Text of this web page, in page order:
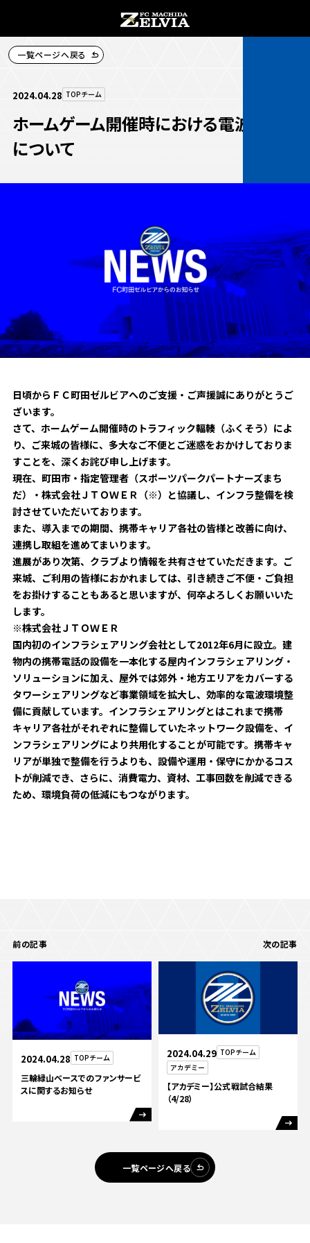
イベント
ファンクラブ
グッズ
ホームタウン活動
アカデミー
スクール
その他
試合情報トップ
試合日程・結果
順位表・ゴールランキング
観戦するトップ
チケットを買う
チケット購入手順
チケット販売スケジュール
️スタジアムを知る
スタジアムアクセス
スタジアムマップ
観戦方法を知る
スタジアム観戦ガイド
観戦マナー＆ルール
ビジターサポーターの皆様へ
車イスでの観戦
試合運営管理規程
クラブを知る
クラブを知るトップ
ＦＣ町田ゼルビアについて
選手・スタッフ紹介
ファンになるトップ
ファンクラブ
クラブゼルビスタへの入会
シーズンシート
ＦＣ町田ゼルビアをサポート
トレーニングの見学・ファンサービス
ボランティア
ＦＣ町田ゼルビアカレンダー
三輪緑山ベースを利用
三輪緑山ベースご利用案内
グッズを買う
グッズを買うトップ
オンラインストア
ユニフォーム
ホームタウン
ホームタウントップ
ゼルビアアシスト募集
ゼルビアアシスト協賛企業一覧
ゼルナビ
ゼル塾
ＦＣ町田ゼルビアスポーツクラブ
ＦＣ町田ゼルビアアカデミー
ゼルビアフットサルパーク
パートナー
パートナートップ
パートナー企業一覧
お問い合わせ利用規約肖像権・ロゴについてプライバシ
FOLLOW
一覧ページへ戻る
2024.04.28 TOPチーム
ホームゲーム開催時における電波状況
について
日頃からＦＣ町田ゼルビアへのご支援・ご声援誠にありがとうご
ざいます。
さて、ホームゲーム開催時のトラフィック輻輳（ふくそう）によ
り、ご来城の皆様に、多大なご不便とご迷惑をおかけしておりま
すことを、深くお詫び申し上げます。
現在、町田市・指定管理者（スポーツパークパートナーズまち
だ）・株式会社ＪＴＯＷＥＲ（※）と協議し、インフラ整備を検
討させていただいております。
また、導入までの期間、携帯キャリア各社の皆様と改善に向け、
連携し取組を進めてまいります。
進展があり次第、クラブより情報を共有させていただきます。ご
来城、ご利用の皆様におかれましては、引き続きご不便・ご負担
をお掛けすることもあると思いますが、何卒よろしくお願いいた
します。
※株式会社ＪＴＯＷＥＲ
国内初のインフラシェアリング会社として2012年6月に設立。建
物内の携帯電話の設備を一本化する屋内インフラシェアリング・
ソリューションに加え、屋外では郊外・地方エリアをカバーする
タワーシェアリングなど事業領域を拡大し、効率的な電波環境整
備に貢献しています。インフラシェアリングとはこれまで携帯
キャリア各社がそれぞれに整備していたネットワーク設備を、イ
ンフラシェアリングにより共用化することが可能です。携帯キャ
リアが単独で整備を行うよりも、設備や運用・保守にかかるコス
トが削減でき、さらに、消費電力、資材、工事回数を削減できる
ため、環境負荷の低減にもつながります。
前の記事
2024.04.28 TOPチーム
三輪緑山ベースでのファンサービ
スに関するお知らせ
次の記事
2024.04.29 TOPチーム
アカデミー
【アカデミー】公式戦試合結果
（4/28）
一覧ページへ戻る